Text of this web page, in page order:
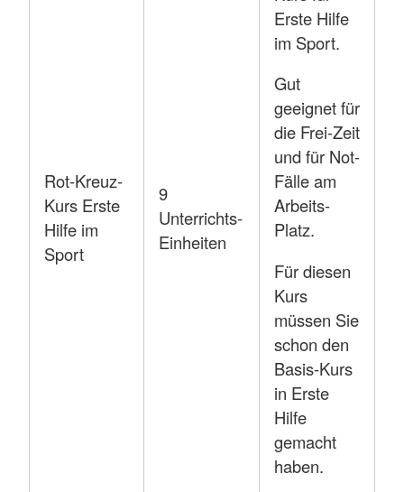
Rot-Kreuz-
Kurs Erste
Hilfe im
Sport
9
Unterrichts-
Einheiten
Erste Hilfe
im Sport.
Gut
geeignet für
die Frei-Zeit
und für Not-
Fälle am
Arbeits-
Platz.
Für diesen
Kurs
müssen Sie
schon den
Basis-Kurs
in Erste
Hilfe
gemacht
haben.